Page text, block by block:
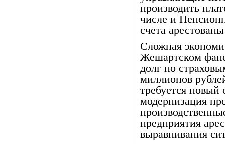
производить
числе и
счета
Сложная
Жешартском
долг по
миллионов
требуется новый
модернизация
предприятия
выравнивания